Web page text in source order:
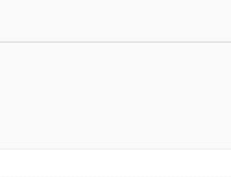
των επιπτώσεων της
ΗΛΕΚΤΡΟΝΙΚΟΥ